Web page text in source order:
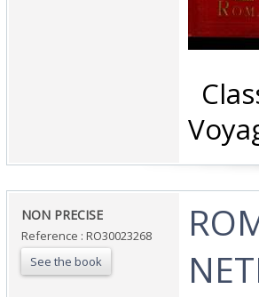
‎NON PRECISE‎
Reference : RO30023268
See the book